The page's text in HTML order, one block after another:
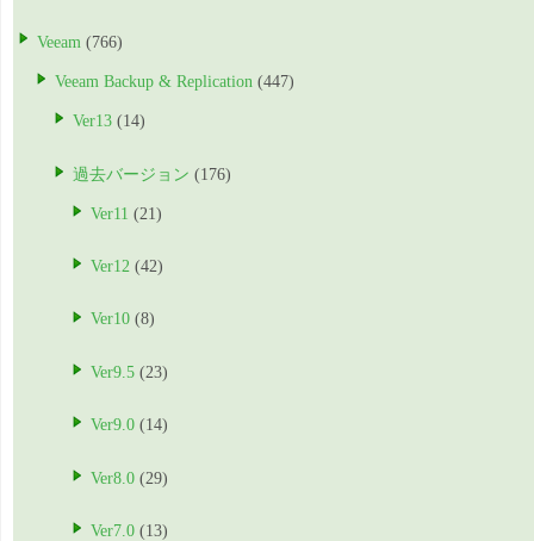
Veeam (766)
Veeam Backup & Replication (447)
Ver13 (14)
過去バージョン (176)
Ver11 (21)
Ver12 (42)
Ver10 (8)
Ver9.5 (23)
Ver9.0 (14)
Ver8.0 (29)
Ver7.0 (13)